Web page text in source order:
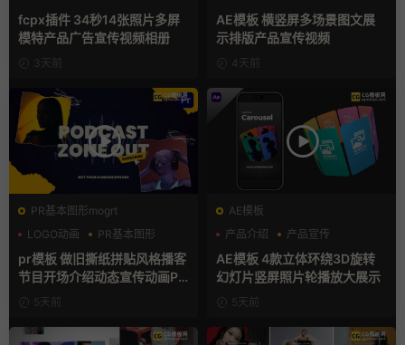
分屏模板
fcpx插件 34秒14张照片多屏
模特产品广告宣传视频相册
3天前
产品展示
AE模板 横竖屏多场景图文展
示排版产品宣传视频
4天前
PR基本图形mogrt
LOGO动画
PR基本图形
复古风
pr模板 做旧撕纸拼贴风格播客
节目开场介绍动态宣传动画PR
模版5天前
AE模板
产品介绍
产品宣传
产品展示
AE模板 4款立体环绕3D旋转
幻灯片竖屏照片轮播放大展示
5天前